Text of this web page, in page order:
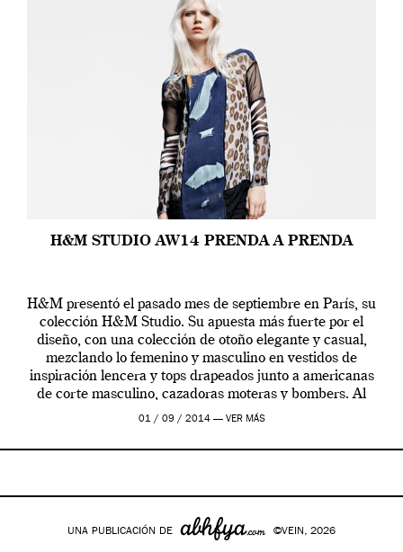
H&M STUDIO AW14 PRENDA A PRENDA
H&M presentó el pasado mes de septiembre en París, su
colección H&M Studio. Su apuesta más fuerte por el
diseño, con una colección de otoño elegante y casual,
mezclando lo femenino y masculino en vestidos de
inspiración lencera y tops drapeados junto a americanas
de corte masculino, cazadoras moteras y bombers. Al
frente de la […]
01 / 09 / 2014 — VER MÁS
UNA PUBLICACIÓN DE ©VEIN, 2026